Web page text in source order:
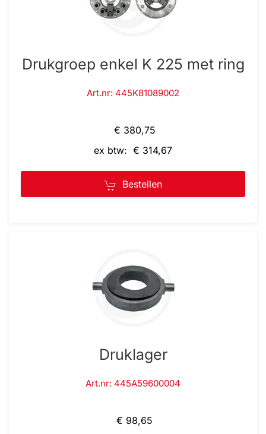
Drukgroep enkel K 225 met ring
Art.nr: 445K81089002
€ 380,75
ex btw: € 314,67
Bestellen
Druklager
Art.nr: 445A59600004
€ 98,65